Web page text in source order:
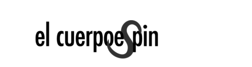
contenido